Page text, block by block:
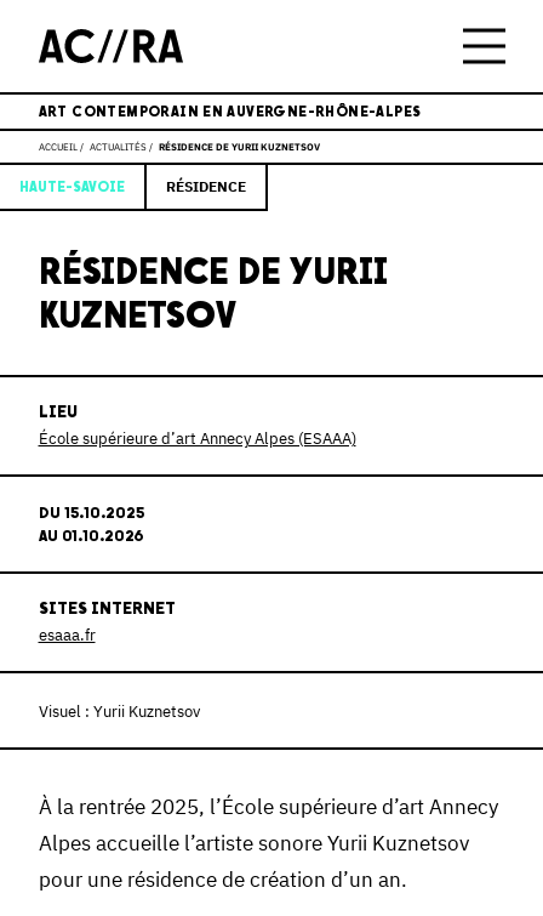
ART CONTEMPORAIN EN AUVERGNE-RHÔNE-ALPES
ACCUEIL ACTUALITÉS RÉSIDENCE DE YURII KUZNETSOV
HAUTE-SAVOIE RÉSIDENCE
RÉSIDENCE DE YURII
KUZNETSOV
LIEU
École supérieure d’art Annecy Alpes (ESAAA)
DU 15.10.2025
AU 01.10.2026
SITES INTERNET
esaaa.fr
Visuel : Yurii Kuznetsov
À la rentrée 2025, l’École supérieure d’art Annecy
Alpes accueille l’artiste sonore Yurii Kuznetsov
pour une résidence de création d’un an.